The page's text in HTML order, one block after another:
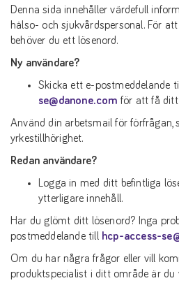
Denna sida innehåller värdefull
hälso- och sjukvårdspersonal. För
behöver du ett lösenord.
Ny användare?
Skicka ett e-postmeddelande
se@danone.com för att få ditt
Använd din arbetsmail för förfrågan,
yrkestillhörighet.
Redan användare?
Logga in med ditt befintliga
ytterligare innehåll.
Har du glömt ditt lösenord? Inga
postmeddelande till
hcp-access-
Om du har några frågor eller vill
produktspecialist i ditt område är